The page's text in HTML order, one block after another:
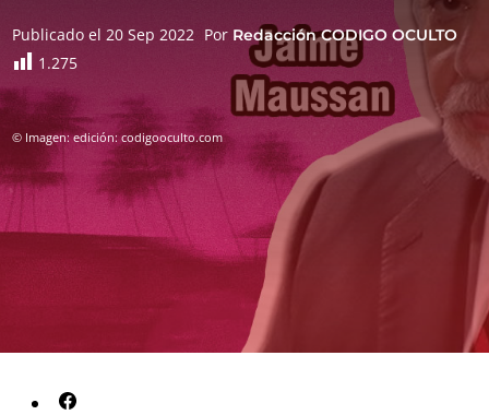
Publicado el 20 Sep 2022 Por Redacción CODIGO OCULTO
1.275
© Imagen: edición: codigooculto.com